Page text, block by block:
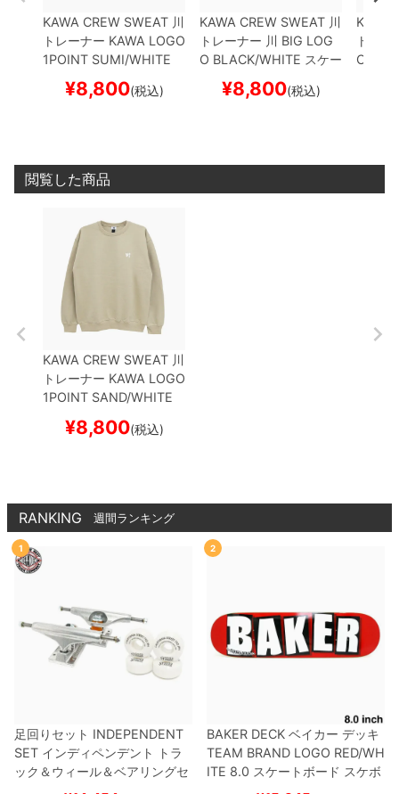
KAWA CREW SWEAT 川
トレーナー KAWA LOGO
1POINT SUMI/WHITE
刺繍ロゴ
スケートボード
スケボー
¥8,800(税込)
KAWA CREW SWEAT 川
トレーナー 川 BIG LOG
O BLACK/WHITE スケー
トボード スケボー
¥8,800(税込)
KAWA
トレー
O
閲覧した商品
KAWA CREW SWEAT 川
トレーナー KAWA LOGO
1POINT SAND/WHITE
スケボー
¥8,800(税込)
RANKING 週間ランキング
1
足回りセット INDEPENDENT
SET インディペンデント
トラ
ック＆ウィール＆ベアリングセ
（トリック用）
2
BAKER DECK ベイカー デッキ
TEAM BRAND LOGO RED/WH
ITE 8.0 スケートボード スケボ